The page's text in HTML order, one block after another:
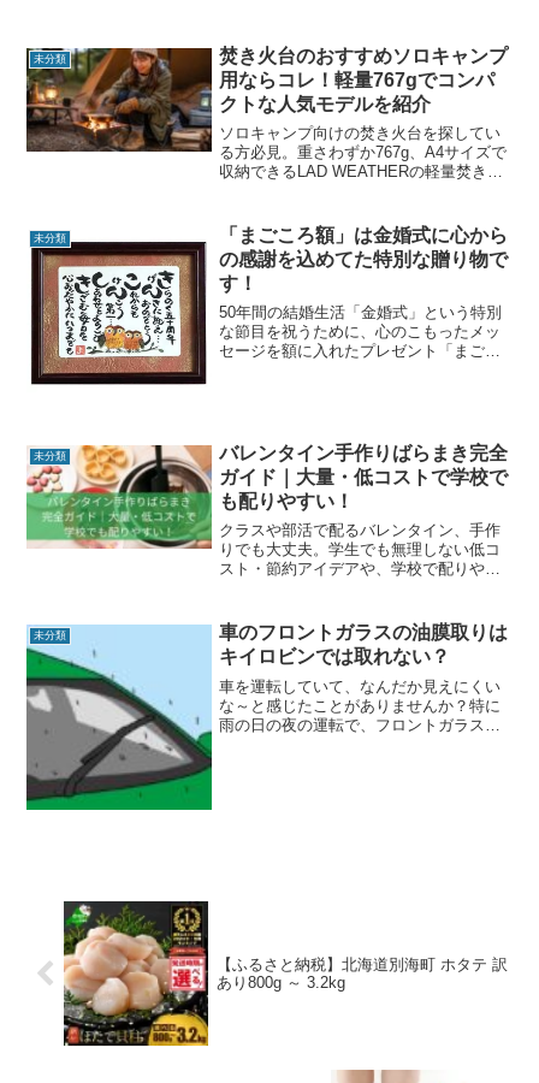
未分類
焚き火台のおすすめソロキャンプ
用ならコレ！軽量767gでコンパ
クトな人気モデルを紹介
ソロキャンプ向けの焚き火台を探してい
る方必見。重さわずか767g、A4サイズで
収納できるLAD WEATHERの軽量焚き火
で詳しく解説します。
未分類
「まごころ額」は金婚式に心から
の感謝を込めてた特別な贈り物で
す！
50年間の結婚生活「金婚式」という特別
な節目を祝うために、心のこもったメッ
セージを額に入れたプレゼント「まごこ
未分類
バレンタイン手作りばらまき完全
ガイド｜大量・低コストで学校で
も配りやすい！
クラスや部活で配るバレンタイン、手作
りでも大丈夫。学生でも無理しない低コ
スト・節約アイデアや、学校で配りやす
未分類
車のフロントガラスの油膜取りは
キイロビンでは取れない？
車を運転していて、なんだか見えにくい
な～と感じたことがありませんか？特に
雨の日の夜の運転で、フロントガラスが
【ふるさと納税】北海道別海町 ホタテ 訳
あり800g ～ 3.2kg